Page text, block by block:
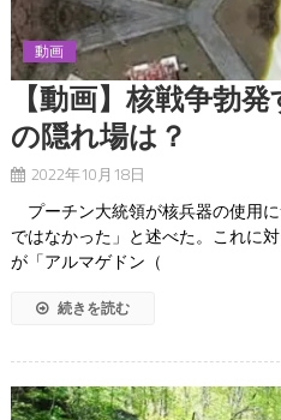
動画
【動画】核戦争勃
の隠れ場は？
2022年10月18日
プーチン大統領が核兵器の使用
ではなかった」と述べた。これに
が「アルマゲドン（
続きを読む